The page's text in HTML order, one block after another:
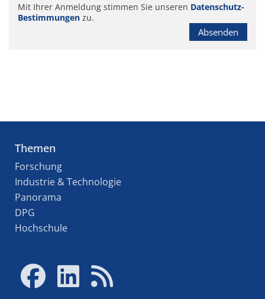
Mit Ihrer Anmeldung stimmen Sie unseren Datenschutz-
Bestimmungen zu.
Absenden
Themen
Forschung
Industrie & Technologie
Panorama
DPG
Hochschule